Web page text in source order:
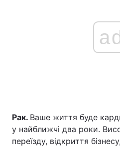
Рак. Ваше життя буде
у найближчі два роки.
переїзду, відкриття